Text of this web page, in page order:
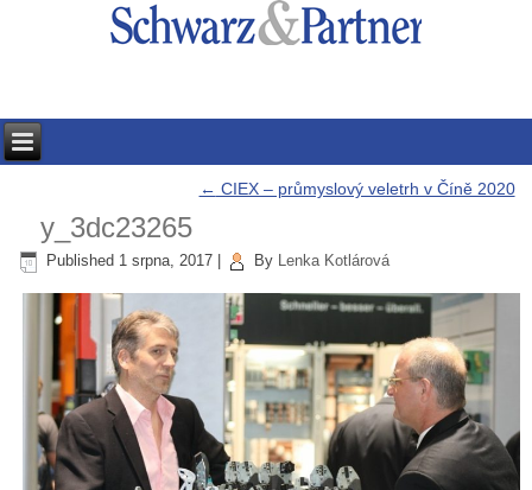
← CIEX – průmyslový veletrh v Číně 2020
y_3dc23265
Published 1 srpna, 2017 By Lenka Kotlárová